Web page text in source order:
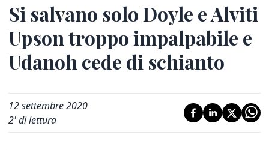
Si salvano solo Doyle e Alviti
Upson troppo impalpabile e
Udanoh cede di schianto
12 settembre 2020
2' di lettura